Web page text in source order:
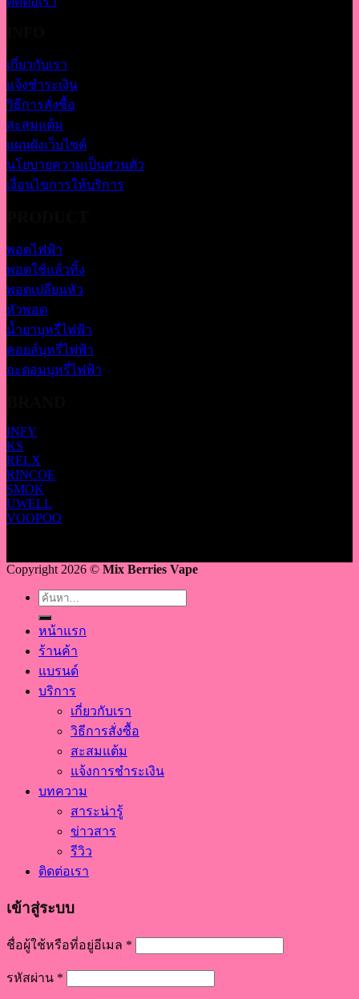
เกี่ยวกับเรา
แจ้งชำระเงิน
วิธีการสั่งซื้อ
สะสมแต้ม
แผนผังเว็บไซต์
นโยบายความเป็นส่วนตัว
เงื่อนไขการให้บริการ
พอตไฟฟ้า
พอตใช้แล้วทิ้ง
พอตเปลี่ยนหัว
หัวพอต
น้ำยาบุหรี่ไฟฟ้า
คอยล์บุหรี่ไฟฟ้า
อะตอมบุหรี่ไฟฟ้า
INFY
KS
RELX
RINCOE
SMOK
UWELL
VOOPOO
Copyright 2026 © Mix Berries Vape
ค้นหา:
หน้าแรก
ร้านค้า
แบรนด์
บริการ
เกี่ยวกับเรา
วิธีการสั่งซื้อ
สะสมแต้ม
แจ้งการชำระเงิน
บทความ
สาระน่ารู้
ข่าวสาร
รีวิว
ติดต่อเรา
เข้าสู่ระบบ
ชื่อผู้ใช้หรือที่อยู่อีเมล *
รหัสผ่าน *